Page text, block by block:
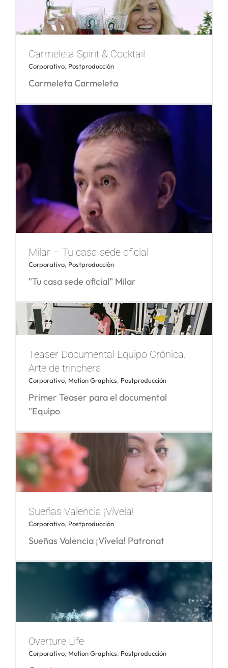
Nuevo Look Bimi
Carmeleta Spirit & Cocktail
Carmeleta Spirit & Cocktail
Corporativo, Postproducción
Carmeleta Carmeleta
Milar – Tu casa sede oficial
Corporativo, Postproducción
"Tu casa sede oficial" Milar
de trinchera
Teaser Documental Equipo Crónica.
Arte de trinchera
Corporativo, Motion Graphics, Postproducción
Primer Teaser para el documental
"Equipo
Sueñas Valencia ¡Vívela!
Sueñas Valencia ¡Vívela!
Corporativo, Postproducción
Sueñas Valencia ¡Vívela! Patronat
Overture Life
Corporativo, Motion Graphics, Postproducción